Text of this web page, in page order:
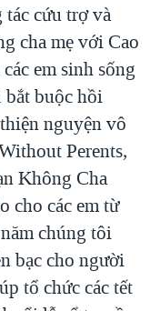
tác cứu trợ và
cha mẹ với Cao
em sinh sống
bắt buộc hồi
nguyện vô
Perents,
Không Cha
cho các em từ
chúng tôi
bạc cho người
tổ chức các tết